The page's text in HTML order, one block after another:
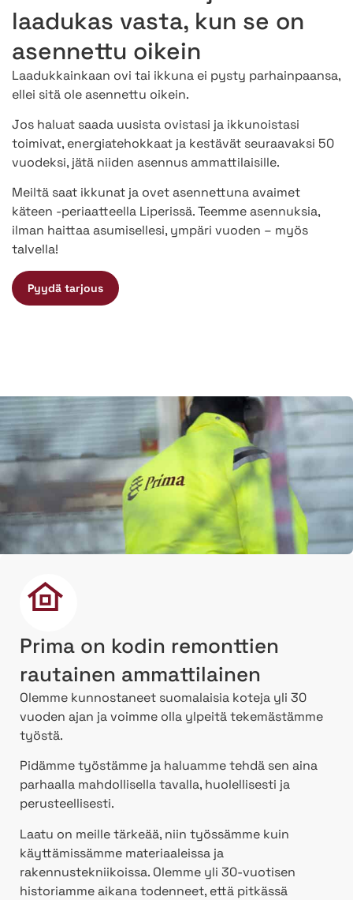
laadukas vasta, kun se on
asennettu oikein
Laadukkainkaan ovi tai ikkuna ei pysty parhainpaansa,
ellei sitä ole asennettu oikein.
Jos haluat saada uusista ovistasi ja ikkunoistasi
toimivat, energiatehokkaat ja kestävät seuraavaksi 50
vuodeksi, jätä niiden asennus ammattilaisille.
Meiltä saat ikkunat ja ovet asennettuna avaimet
käteen -periaatteella Liperissä. Teemme asennuksia,
ilman haittaa asumisellesi, ympäri vuoden – myös
talvella!
Pyydä tarjous
Prima on kodin remonttien
rautainen ammattilainen
Olemme kunnostaneet suomalaisia koteja yli 30
vuoden ajan ja voimme olla ylpeitä tekemästämme
työstä.
Pidämme työstämme ja haluamme tehdä sen aina
parhaalla mahdollisella tavalla, huolellisesti ja
perusteellisesti.
Laatu on meille tärkeää, niin työssämme kuin
käyttämissämme materiaaleissa ja
rakennustekniikoissa. Olemme yli 30-vuotisen
historiamme aikana todenneet, että pitkässä